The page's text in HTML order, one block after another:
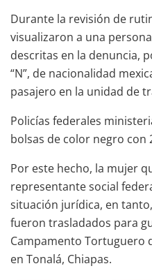
Durante la revisión de
visualizaron a una
descritas en la denuncia,
“N”, de nacionalidad
pasajero en la unidad de
Policías federales
bolsas de color negro con
Por este hecho, la mujer
representante social
situación jurídica, en
fueron trasladados para
Campamento Tortuguero
en Tonalá, Chiapas.